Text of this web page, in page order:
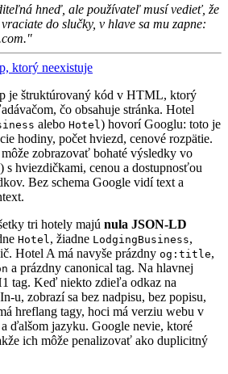
hneď, ale používateľ musí vedieť, že
do slučky, v hlave sa mu zapne:
ktorý neexistuje
je štruktúrovaný kód v HTML, ktorý
čo obsahuje stránka. Hotel
alebo Hotel ) hovorí Googlu: toto je
hodiny, počet hviezd, cenové rozpätie.
zobrazovať bohaté výsledky vo
hviezdičkami, cenou a dostupnosťou
Bez schema Google vidí text a
tri hotely majú nula JSON-LD
Hotel , žiadne LodgingBusiness,
Hotel A má navyše prázdny og:title,
a prázdny canonical tag. Na hlavnej
tag. Keď niekto zdieľa odkaz na
u, zobrazí sa bez nadpisu, bez popisu,
hreflang tagy, hoci má verziu webu v
ďalšom jazyku. Google nevie, ktoré
ich môže penalizovať ako duplicitný